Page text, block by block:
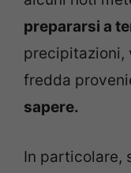
prepararsi a
precipitazioni,
fredda
sapere.
In particolare,